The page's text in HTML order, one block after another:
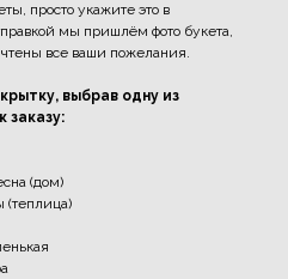
просто укажите это в
мы пришлём фото букета,
все ваши пожелания.
выбрав одну из
заказу:
(дом)
(теплица)